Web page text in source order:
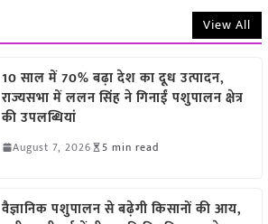
View All
10 साल में 70% बढ़ा देश का दूध उत्पादन,
राज्यसभा में ललन सिंह ने गिनाईं पशुपालन क्षेत्र
की उपलब्धियां
August 7, 2026 5 min read
वैज्ञानिक पशुपालन से बढ़ेगी किसानों की आय,